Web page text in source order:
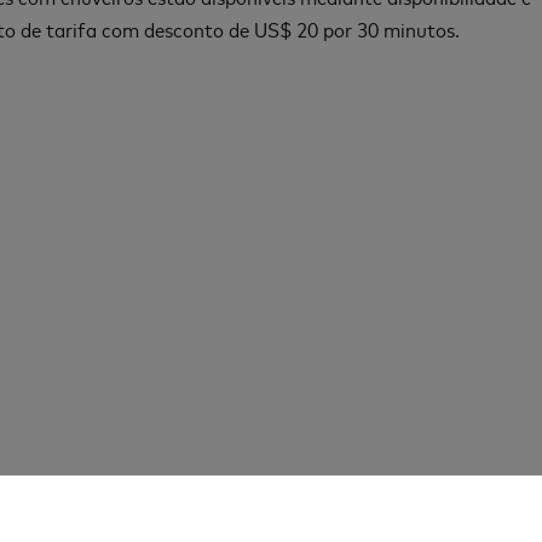
de tarifa com desconto de US$ 20 por 30 minutos.